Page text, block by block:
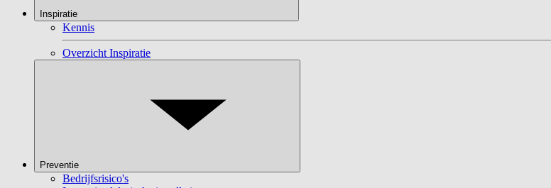
Inspiratie
Kennis
Overzicht Inspiratie
Preventie
Bedrijfsrisico's